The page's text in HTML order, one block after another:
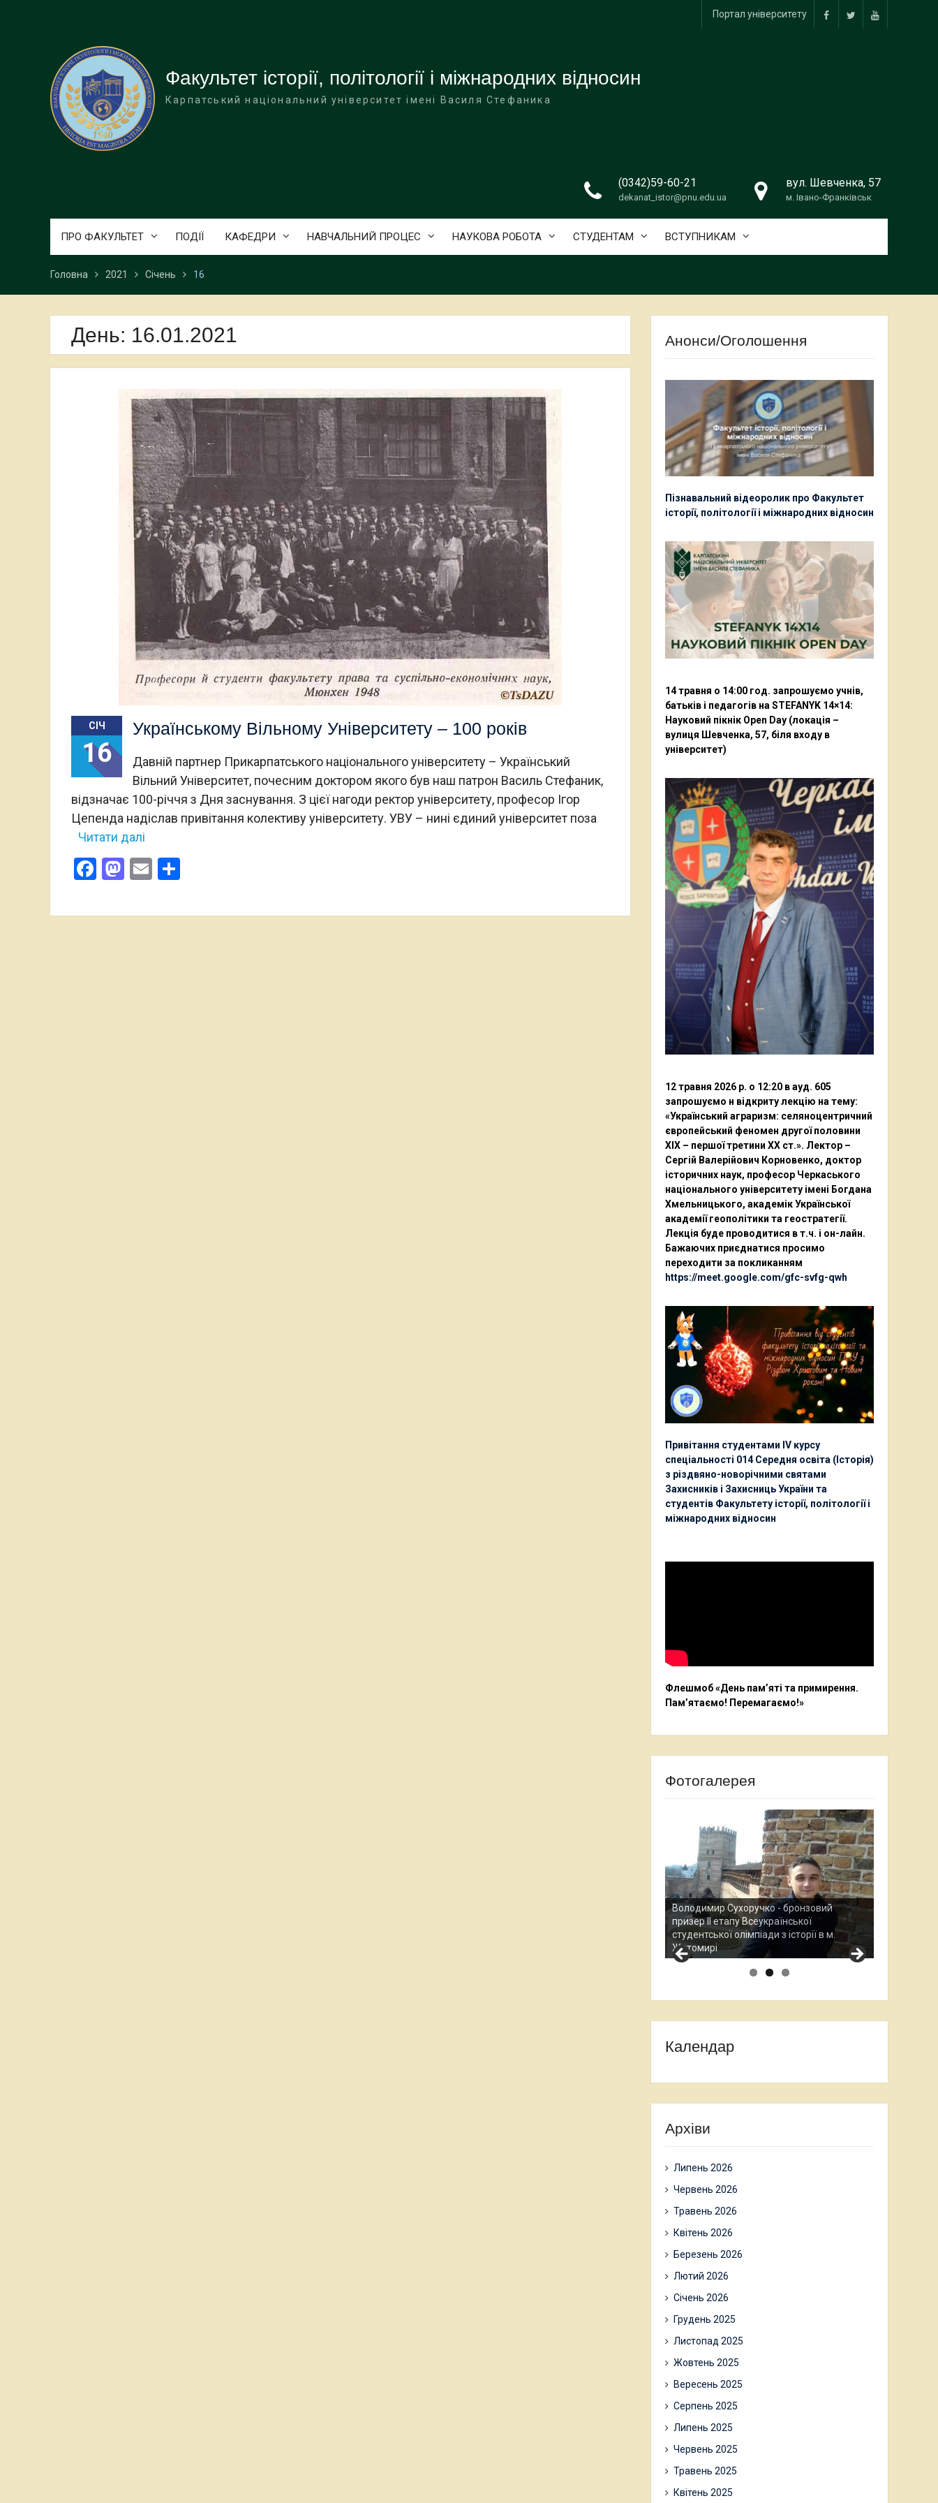
facebooktwitter youtube
Портал університету
Факультет історії, політології і міжнародних відносин
Карпатський національний університет імені Василя Стефаника
(0342)59-60-21
dekanat_istor@pnu.edu.ua
вул. Шевченка, 57
м. Івано-Франківськ
ПРО ФАКУЛЬТЕТ ПОДІЇ КАФЕДРИ НАВЧАЛЬНИЙ ПРОЦЕС НАУКОВА РОБОТА СТУДЕНТАМ ВСТУПНИКАМ
Головна 2021 Січень 16
День: 16.01.2021
СІЧ
16
Українському Вільному Університету – 100 років
Давній партнер Прикарпатського національного університету – Український
Вільний Університет, почесним доктором якого був наш патрон Василь Стефаник,
відзначає 100-річчя з Дня заснування. З цієї нагоди ректор університету, професор Ігор
Цепенда надіслав привітання колективу університету. УВУ – нині єдиний університет поза
Читати далі
Facebook
Mastodon
Email
Анонси/Оголошення
Пізнавальний відеоролик про Факультет
історії, політології і міжнародних відносин
14 травня о 14:00 год. запрошуємо учнів,
батьків і педагогів на STEFANYK 14×14:
Науковий пікнік Open Day (локація –
вулиця Шевченка, 57, біля входу в
університет)
12 травня 2026 р. о 12:20 в ауд. 605
запрошуємо н відкриту лекцію на тему:
«Український аграризм: селяноцентричний
європейський феномен другої половини
ХІХ – першої третини ХХ ст.». Лектор –
Сергій Валерійович Корновенко, доктор
історичних наук, професор Черкаського
національного університету імені Богдана
Хмельницького, академік Української
академії геополітики та геостратегії.
Лекція буде проводитися в т.ч. і он-лайн.
Бажаючих приєднатися просимо
переходити за покликанням
https://meet.google.com/gfc-svfg-qwh
Привітання студентами ІV курсу
спеціальності 014 Середня освіта (Історія)
з різдвяно-новорічними святами
Захисників і Захисниць України та
студентів Факультету історії, політології і
міжнародних відносин
Флешмоб «День пам’яті та примирення.
Пам’ятаємо! Перемагаємо!»
Фотогалерея
Остап Кардаш - бронзовий призер ІІ етапу
Всеукраїнської студентської олімпади з
історії в м. Житомирі
Календар
Архіви
Липень 2026
Червень 2026
Травень 2026
Квітень 2026
Березень 2026
Лютий 2026
Січень 2026
Грудень 2025
Листопад 2025
Жовтень 2025
Вересень 2025
Серпень 2025
Липень 2025
Червень 2025
Травень 2025
Квітень 2025